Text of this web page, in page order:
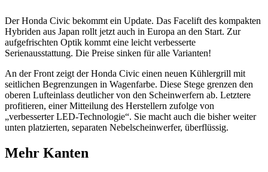
Der Honda Civic bekommt ein Update. Das Facelift des kompakten
Hybriden aus Japan rollt jetzt auch in Europa an den Start. Zur
aufgefrischten Optik kommt eine leicht verbesserte
Serienausstattung. Die Preise sinken für alle Varianten!
An der Front zeigt der Honda Civic einen neuen Kühlergrill mit
seitlichen Begrenzungen in Wagenfarbe. Diese Stege grenzen den
oberen Lufteinlass deutlicher von den Scheinwerfern ab. Letztere
profitieren, einer Mitteilung des Herstellern zufolge von
„verbesserter LED-Technologie“. Sie macht auch die bisher weiter
unten platzierten, separaten Nebelscheinwerfer, überflüssig.
Mehr Kanten